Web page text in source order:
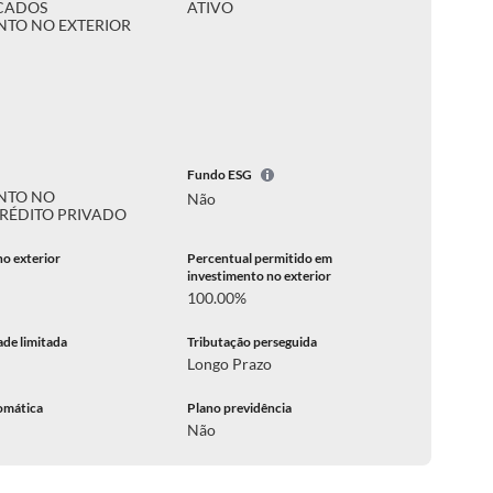
NO EXTERIOR
ATIVO
NO
PRIVADO
Fundo ESG
Não
exterior
Percentual permitido em
investimento no exterior
100.00%
limitada Tributação perseguida
Longo Prazo
Plano previdência
Não